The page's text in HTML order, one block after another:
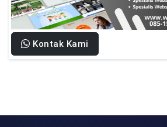
Kontak Kami